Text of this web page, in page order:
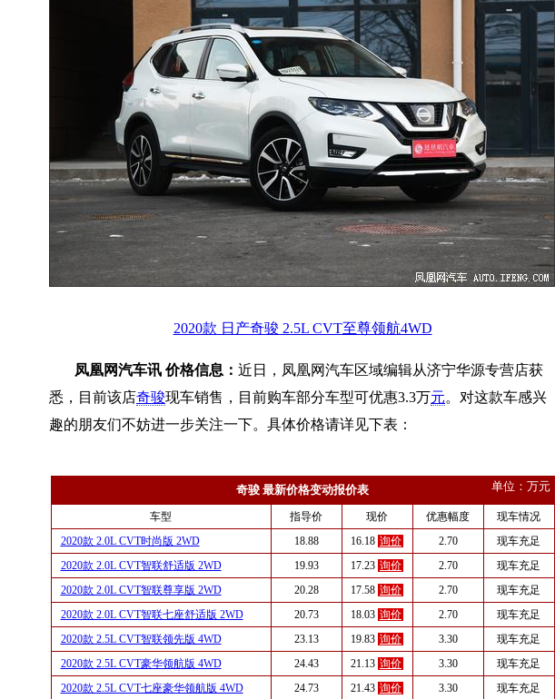
2020款 日产奇骏 2.5L CVT至尊领航4WD
凤凰网汽车讯 价格信息： 近日，凤凰网汽车区域编辑从济宁华源专营店获
悉，目前该店奇骏现车销售，目前购车部分车型可优惠3.3万元。对这款车感兴
趣的朋友们不妨进一步关注一下。具体价格请详见下表：
奇骏 最新价格变动报价表 单位：万元
车型 指导价 现价 优惠幅度
现车情况
2020款 2.0L CVT时尚版 2WD
18.88 16.18 询价 2.70
现车充足
2020款 2.0L CVT智联舒适版 2WD
19.93 17.23 询价 2.70
现车充足
2020款 2.0L CVT智联尊享版 2WD
20.28 17.58 询价 2.70
现车充足
2020款 2.0L CVT智联七座舒适版 2WD
20.73 18.03 询价 2.70
现车充足
2020款 2.5L CVT智联领先版 4WD
23.13 19.83 询价 3.30
现车充足
2020款 2.5L CVT豪华领航版 4WD
24.43 21.13 询价 3.30
现车充足
2020款 2.5L CVT七座豪华领航版 4WD
24.73 21.43 询价 3.30
现车充足